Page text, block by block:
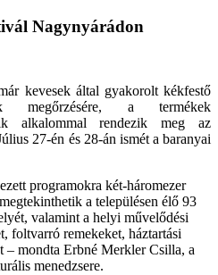
Nagynyárádon
kevesek által gyakorolt kékfestő
megőrzésére, a termékek
alkalommal rendezik meg az
27-én és 28-án ismét a baranyai
programokra két-háromezer
a településen élő 93
valamint a helyi művelődési
foltvarró remekeket, háztartási
– mondta Erbné Merkler Csilla, a
menedzsere.